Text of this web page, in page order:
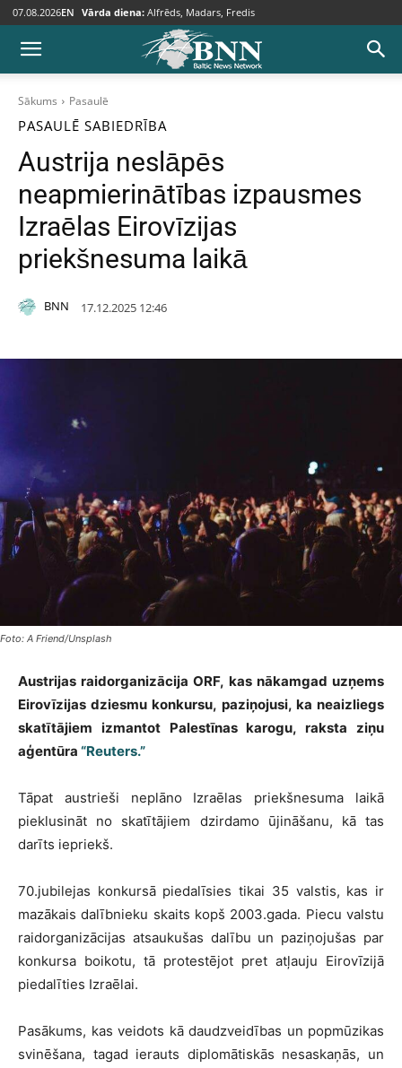
07.08.2026EN Vārda diena: Alfrēds, Madars, Fredis
Sākums Pasaulē
PASAULĒ SABIEDRĪBA
Austrija neslāpēs
neapmierinātības izpausmes
Izraēlas Eirovīzijas
priekšnesuma laikā
BNN 17.12.2025 12:46
Foto: A Friend/Unsplash
Austrijas raidorganizācija ORF, kas nākamgad uzņems
Eirovīzijas dziesmu konkursu, paziņojusi, ka neaizliegs
skatītājiem izmantot Palestīnas karogu, raksta ziņu
aģentūra “Reuters.”
Tāpat austrieši neplāno Izraēlas priekšnesuma laikā
pieklusināt no skatītājiem dzirdamo ūjināšanu, kā tas
darīts iepriekš.
70.jubilejas konkursā piedalīsies tikai 35 valstis, kas ir
mazākais dalībnieku skaits kopš 2003.gada. Piecu valstu
raidorganizācijas atsaukušas dalību un paziņojušas par
konkursa boikotu, tā protestējot pret atļauju Eirovīzijā
piedalīties Izraēlai.
Pasākums, kas veidots kā daudzveidības un popmūzikas
svinēšana, tagad ierauts diplomātiskās nesaskaņās, un